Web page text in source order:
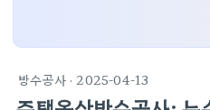
방수공사· 2025-04-13